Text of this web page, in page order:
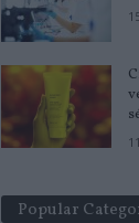
Popular